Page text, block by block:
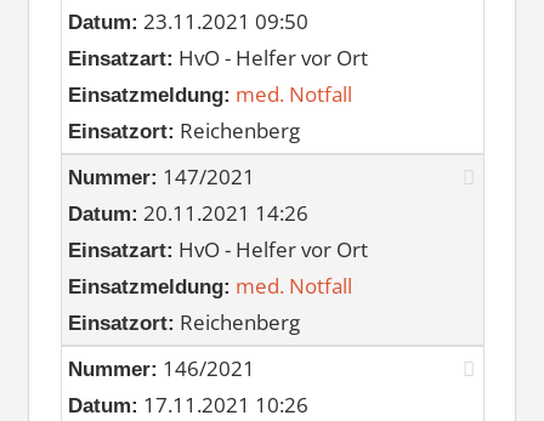
Datum: 23.11.2021 09:50
Einsatzart: HvO - Helfer vor Ort
Einsatzmeldung: med. Notfall
Einsatzort: Reichenberg
Nummer: 147/2021
Datum: 20.11.2021 14:26
Einsatzart: HvO - Helfer vor Ort
Einsatzmeldung: med. Notfall
Einsatzort: Reichenberg
Nummer: 146/2021
Datum: 17.11.2021 10:26